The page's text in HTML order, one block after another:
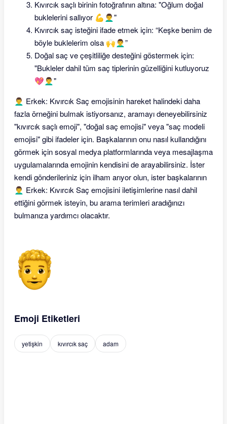
Kıvırcık saçlı birinin fotoğrafının altına: "Oğlum doğal
buklelerini sallıyor 💪👨‍🦱"
Kıvırcık saç isteğini ifade etmek için: “Keşke benim de
böyle buklelerim olsa 🙌👨‍🦱”
Doğal saç ve çeşitliliğe desteğini göstermek için:
"Bukleler dahil tüm saç tiplerinin güzelliğini kutluyoruz
💖👨‍🦱"
👨‍🦱 Erkek: Kıvırcık Saç emojisinin hareket halindeki daha
fazla örneğini bulmak istiyorsanız, aramayı deneyebilirsiniz
"kıvırcık saçlı emoji", "doğal saç emojisi" veya "saç modeli
emojisi" gibi ifadeler için. Başkalarının onu nasıl kullandığını
görmek için sosyal medya platformlarında veya mesajlaşma
uygulamalarında emojinin kendisini de arayabilirsiniz. İster
kendi gönderileriniz için ilham arıyor olun, ister başkalarının
👨‍🦱 Erkek: Kıvırcık Saç emojisini iletişimlerine nasıl dahil
ettiğini görmek isteyin, bu arama terimleri aradığınızı
bulmanıza yardımcı olacaktır.
Emoji Etiketleri
yetişkin kıvırcık saç adam